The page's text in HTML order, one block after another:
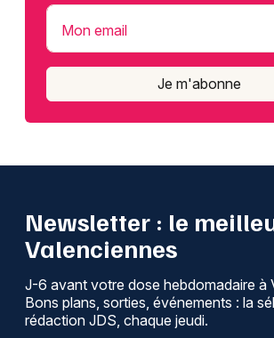
Mon email
Je m'abonne
Newsletter : le
Valenciennes
J-6 avant votre dose hebdomadaire à
Bons plans, sorties, événements : la
rédaction JDS, chaque jeudi.